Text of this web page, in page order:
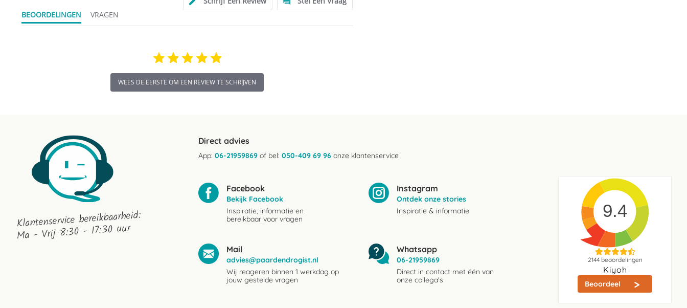
BEOORDELINGEN
VRAGEN
WEES DE EERSTE OM EEN REVIEW TE SCHRIJVEN
Klantenservice bereikbaarheid:
Ma - Vrij 8:30 - 17:30 uur
Direct advies
App: 06-21959869 of bel: 050-409 69 96 onze klantenservice
Facebook
Bekijk Facebook
Inspiratie, informatie en
bereikbaar voor vragen
Instagram
Ontdek onze stories
Inspiratie & informatie
Mail
advies@paardendrogist.nl
Wij reageren binnen 1 werkdag op
jouw gestelde vragen
Whatsapp
06-21959869
Direct in contact met één van
onze collega's
9.4
2144beoordelingen
Kiyoh
Beoordeel